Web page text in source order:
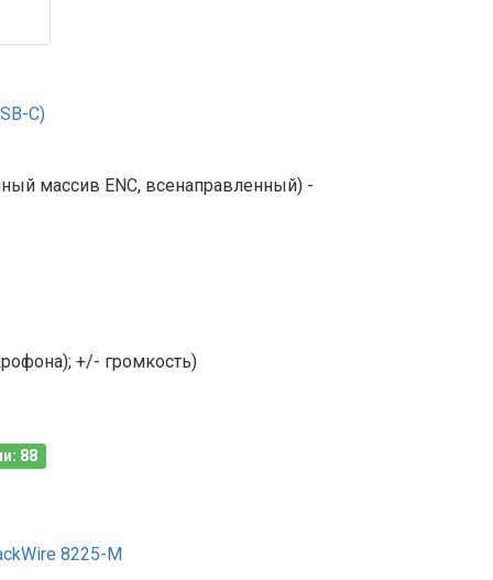
C)
массив ENC, всенаправленный) -
+/- громкость)
88
8225-M